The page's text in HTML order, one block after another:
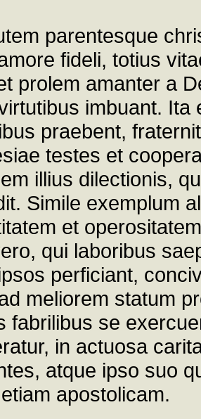
parentesque
fideli, totius
prolem amanter a
imbuant.
praebent,
testes et
illius dilectionis,
Simile exemplum
et
qui laboribus
perficiant,
meliorem statum
fabrilibus se
in actuosa
atque ipso suo
apostolicam.